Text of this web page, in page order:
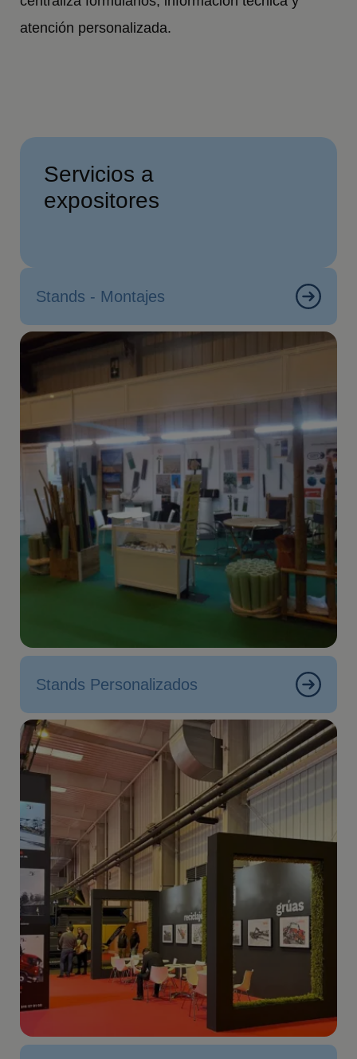
atención personalizada.
Servicios a
expositores
Stands - Montajes
Stands Personalizados